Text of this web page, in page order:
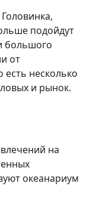
подойдут
большого
от
несколько
и рынок.
на
океанариум